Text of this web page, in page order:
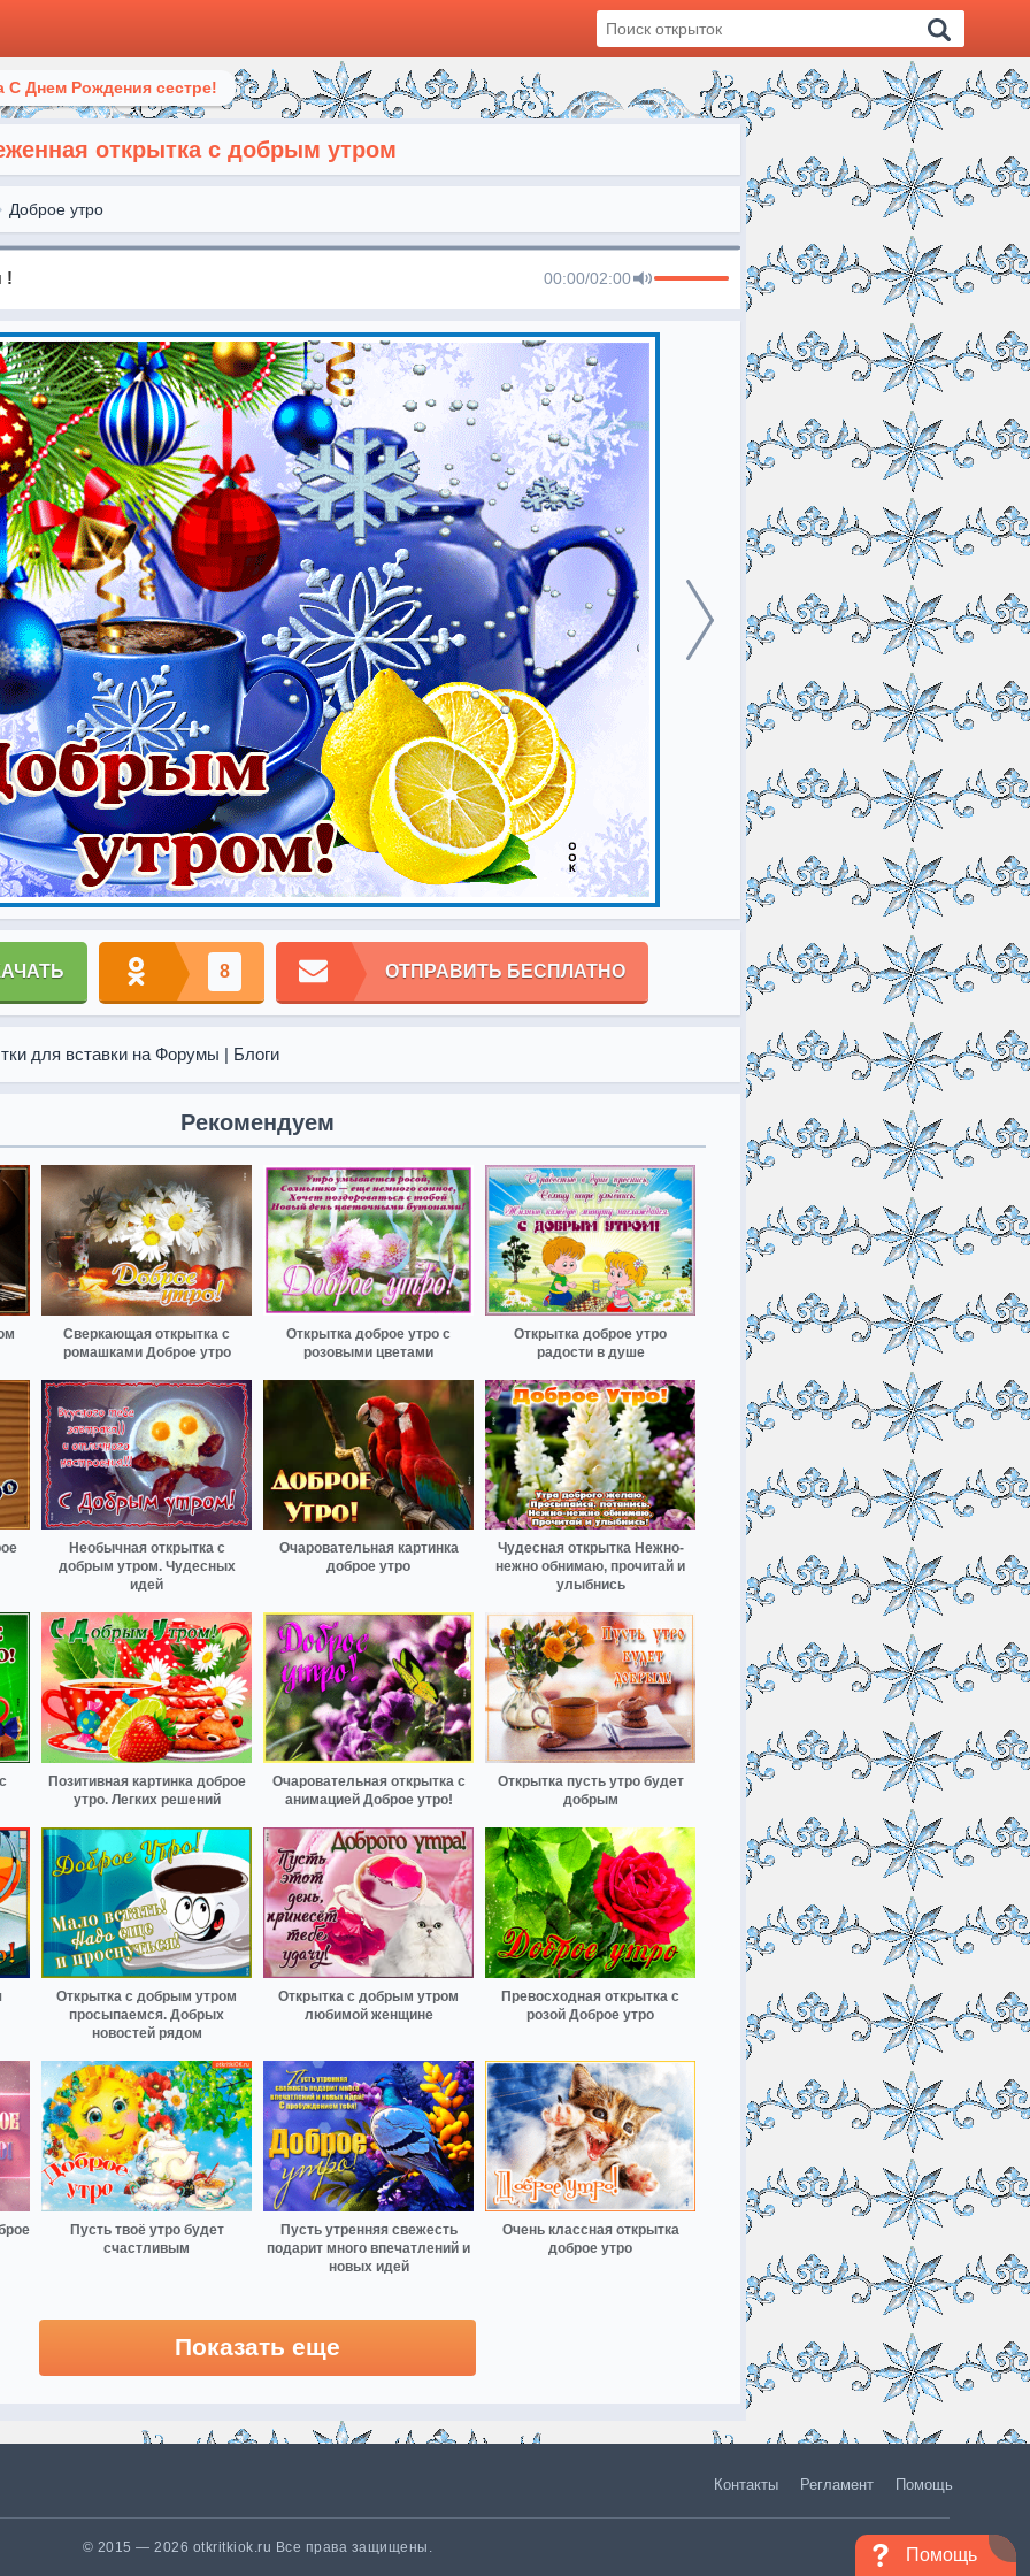
С Днем Рождения сестре!
открытка с добрым утром
Доброе утро
! 00:00/02:00
8 ОТПРАВИТЬ БЕСПЛАТНО
для вставки на Форумы | Блоги
Рекомендуем
Сверкающая открытка с
ромашками Доброе утро
Открытка доброе утро с
розовыми цветами
Открытка доброе утро
радости в душе
Необычная открытка с
добрым утром. Чудесных
идей
Очаровательная картинка
доброе утро
Чудесная открытка Нежно-
нежно обнимаю, прочитай и
улыбнись
Позитивная картинка доброе
утро. Легких решений
Очаровательная открытка с
анимацией Доброе утро!
Открытка пусть утро будет
добрым
Открытка с добрым утром
просыпаемся. Добрых
новостей рядом
Открытка с добрым утром
любимой женщине
Превосходная открытка с
розой Доброе утро
Пусть твоё утро будет
счастливым
Пусть утренняя свежесть
подарит много впечатлений и
новых идей
Очень классная открытка
доброе утро
Показать еще
Помощь
Контакты Регламент Помощь
© 2015 — 2026 otkritkiok.ru Все права защищены.